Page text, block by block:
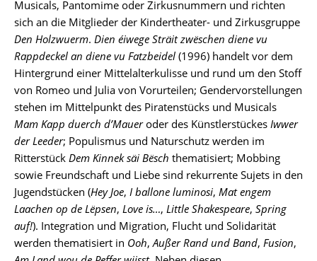
Musicals, Pantomime oder Zirkusnummern und richten
sich an die Mitglieder der Kindertheater- und Zirkusgruppe
Den Holzwuerm. Dien éiwege Sträit zwëschen diene vu
Rappdeckel an diene vu Fatzbeidel (1996) handelt vor dem
Hintergrund einer Mittelalterkulisse und rund um den Stoff
von Romeo und Julia von Vorurteilen; Gendervorstellungen
stehen im Mittelpunkt des Piratenstücks und Musicals
Mam Kapp duerch d’Maueroder des Künstlerstückes Iwwer
der Leeder; Populismus und Naturschutz werden im
Ritterstück Dem Kinnek säi Bësch thematisiert; Mobbing
sowie Freundschaft und Liebe sind rekurrente Sujets in den
Jugendstücken (Hey Joe, I ballone luminosi, Mat engem
Laachen op de Lëpsen, Love is…, Little Shakespeare, Spring
auf!). Integration und Migration, Flucht und Solidarität
werden thematisiert in Ooh,Außer Rand und Band, Fusion,